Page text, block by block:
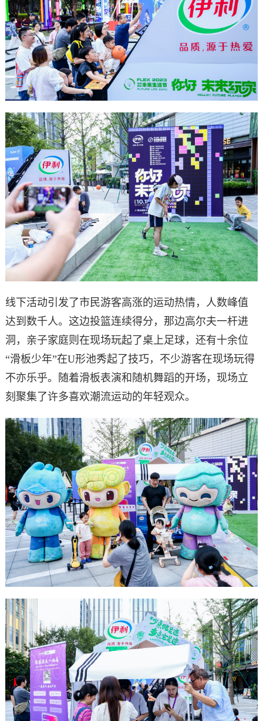
线下活动引发了市民游客高涨的运动热情，人数峰值
达到数千人。这边投篮连续得分，那边高尔夫一杆进
洞，亲子家庭则在现场玩起了桌上足球，还有十余位
“滑板少年”在U形池秀起了技巧，不少游客在现场玩得
不亦乐乎。随着滑板表演和随机舞蹈的开场，现场立
刻聚集了许多喜欢潮流运动的年轻观众。